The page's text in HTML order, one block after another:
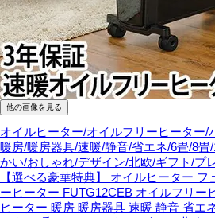
他の画像を見る
オイルヒーター/オイルフリーヒーター/
暖房/暖房器具/速暖/静音/省エネ/6畳/8畳
かい/おしゃれ/デザイン/北欧/ギフト/プ
【選べる豪華特典】 オイルヒーター
ーヒーター FUTG12CEB オイルフリー
ヒーター 暖房 暖房器具 速暖 静音 省エ